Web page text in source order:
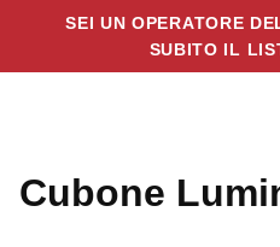
SEI UN OPERATORE
SUBITO IL
Cubone